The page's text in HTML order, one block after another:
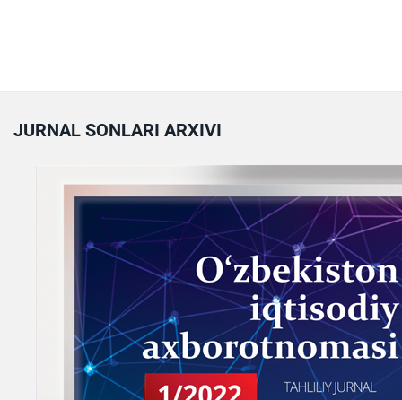
JURNAL SONLARI ARXIVI